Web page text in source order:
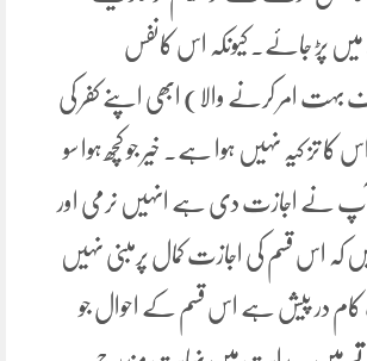
پڑ جائے۔ کیونکہ اس کانفس
بہت امر کرنے والا) ابھی اپنے کفر کی
تز کیہ نہیں ہوا ہے۔ خیر جو کچھ ہوا سو
آپ نے اجازت دی ہے انہیں نرمی اور
کہ اس قسم کی اجازت کمال پرمبنی نہیں
در پیش ہے اس قسم کے احوال جو